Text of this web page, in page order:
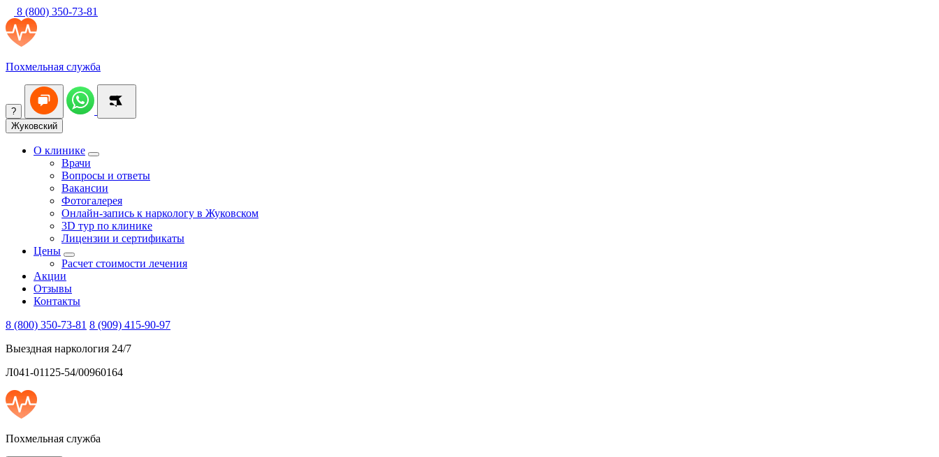
8 (800) 350-73-81
Похмельная служба
?
Жуковский
О клинике
Врачи
Вопросы и ответы
Вакансии
Фотогалерея
Онлайн-запись к наркологу в Жуковском
3D тур по клинике
Лицензии и сертификаты
Цены
Расчет стоимости лечения
Акции
Отзывы
Контакты
8 (800) 350-73-81 8 (909) 415-90-97
Выездная наркология 24/7
Л041-01125-54/00960164
Похмельная служба